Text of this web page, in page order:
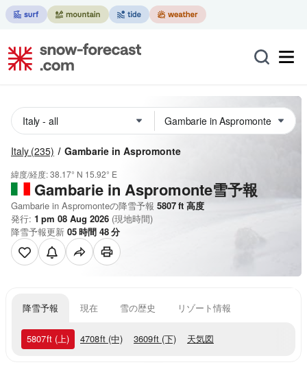
Italy (235) Gambarie in Aspromonte
緯度/経度:38.17° N 15.92° E
Gambarie in Aspromonte雪予報
Gambarie in Aspromonteの降雪予報 5807ft 高度
発行: 1 pm 08 Aug 2026 (現地時間)
降雪予報更新 05時間 48分
降雪予報 現在 雪の歴史 リゾート情報
5807ft (上) 4708ft (中) 3609ft (下) 天気図